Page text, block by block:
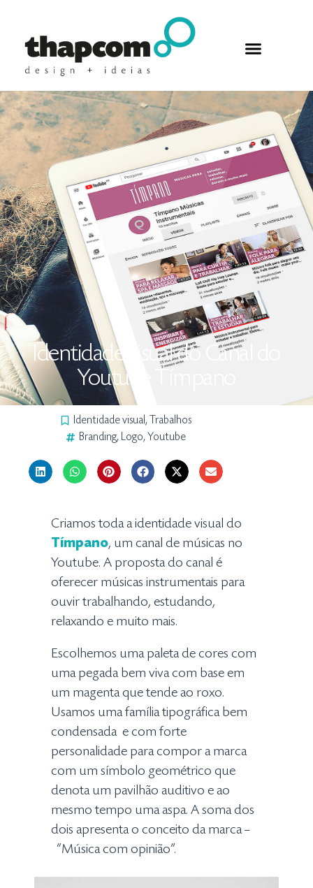
Identidade visual do Canal do
Youtube Tímpano
Identidade visual ,
Trabalhos
Branding, Logo, Youtube
Criamos toda a identidade visual do
Tímpano, um canal de músicas no
Youtube. A proposta do canal é
oferecer músicas instrumentais para
ouvir trabalhando, estudando,
relaxando e muito mais.
Escolhemos uma paleta de cores com
uma pegada bem viva com base em
um magenta que tende ao roxo.
Usamos uma família tipográfica bem
condensada e com forte
personalidade para compor a marca
com um símbolo geométrico que
denota um pavilhão auditivo e ao
mesmo tempo uma aspa. A soma dos
dois apresenta o conceito da marca –
“Música com opinião”.